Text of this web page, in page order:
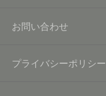
お問い合わせ
プライバシーポリシー